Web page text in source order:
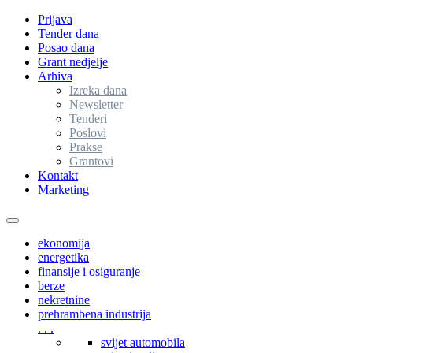
Prijava
Tender dana
Posao dana
Grant nedjelje
Arhiva
Izreka dana
Newsletter
Tenderi
Poslovi
Prakse
Grantovi
Kontakt
Marketing
Toggle
navigationekonomija
energetika
finansije i osiguranje
berze
nekretnine
prehrambena industrija
. . .
svijet automobila